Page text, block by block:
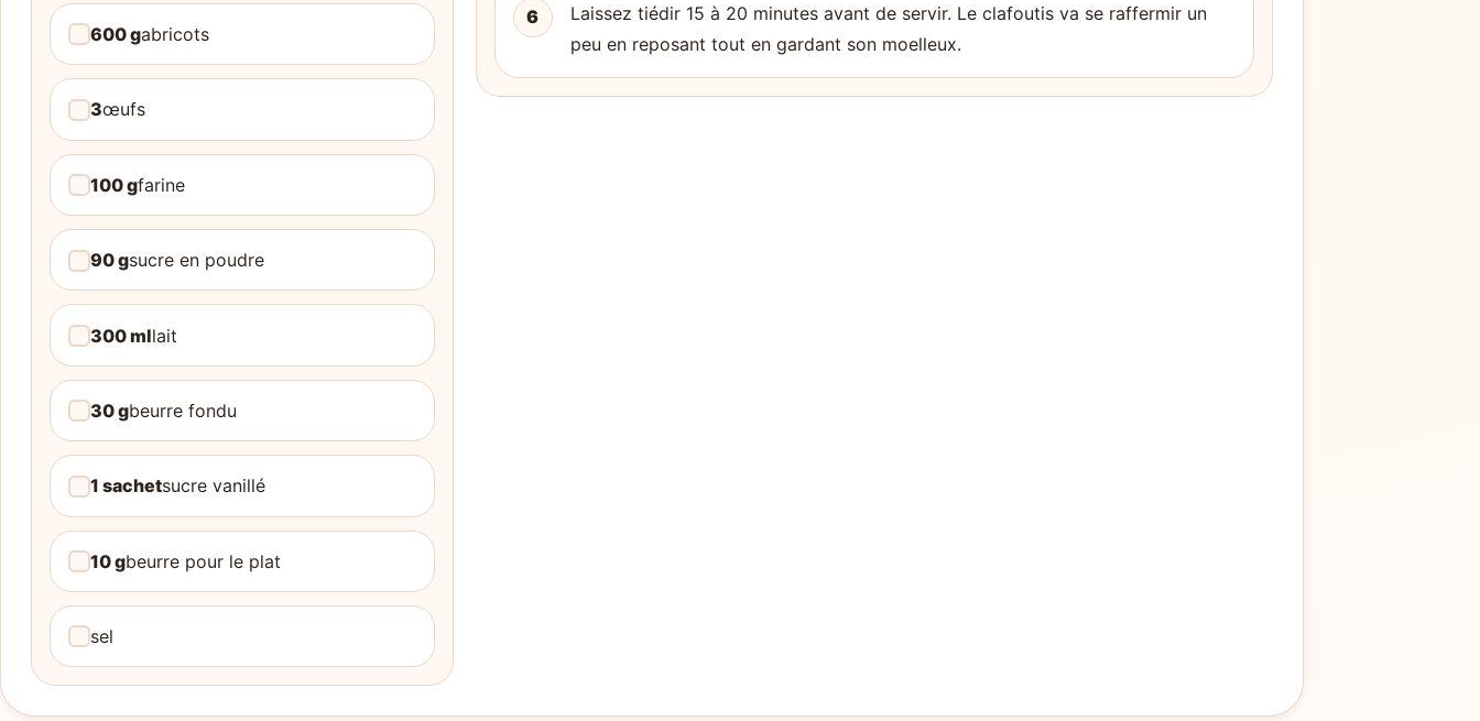
600 gabricots
3œufs
100 gfarine
90 gsucre en poudre
300 mllait
30 gbeurre fondu
1 sachetsucre vanillé
10 gbeurre pour le plat
sel
6
Laissez tiédir 15 à 20 minutes avant de servir. Le clafoutis va se raffermir un
peu en reposant tout en gardant son moelleux.